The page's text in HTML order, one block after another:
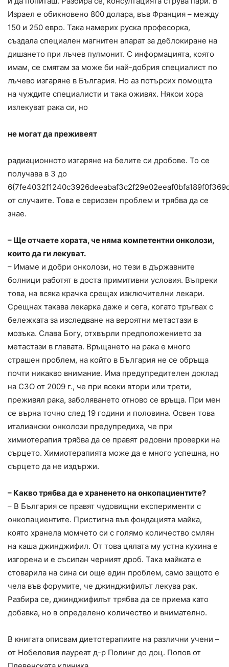
Израел е обикновено 800 долара, във Франция – между
150 и 250 евро. Така намерих руска професорка,
създала специален магнитен апарат за деблокиране на
дишането при лъчев пулмонит. С информацията, която
имам, се смятам за може би най-добрия специалист по
лъчево изгаряне в България. Но аз потърсих помощта
на чуждите специалисти и така оживях. Някои хора
излекуват рака си, но
не могат да преживеят
радиационното изгаряне на белите си дробове. То се
получава в 3 до
от случаите. Това е сериозен проблем и трябва да се
знае.
– Ще отчаете хората, че няма компетентни онколози,
които да ги лекуват.
– Имаме и добри онколози, но тези в държавните
болници работят в доста примитивни условия. Въпреки
това, на всяка крачка срещах изключителни лекари.
Срещнах такава лекарка даже и сега, когато тръгвах с
бележката за изследване на вероятни метастази в
мозъка. Слава Богу, отхвърли предположението за
метастази в главата. Връщането на рака е много
страшен проблем, на който в България не се обръща
почти никакво внимание. Има предупредителен доклад
на СЗО от 2009 г., че при всеки втори или трети,
преживял рака, заболяването отново се връща. При мен
се върна точно след 19 години и половина. Освен това
италиански онколози предупредиха, че при
химиотерапия трябва да се правят редовни проверки на
сърцето. Химиотерапията може да е много успешна, но
сърцето да не издържи.
– Какво трябва да е храненето на онкопациентите?
– В България се правят чудовищни експерименти с
онкопациентите. Пристигна във фондацията майка,
която хранела момчето си с голямо количество смлян
на каша джинджифил. От това цялата му устна кухина е
изгорена и е съсипан черният дроб. Така майката е
стоварила на сина си още един проблем, само защото е
чела във форумите, че джинджифилът лекува рак.
Разбира се, джинджифилът трябва да се приема като
добавка, но в определено количество и внимателно.
В книгата описвам диетотерапиите на различни учени –
от Нобеловия лауреат д-р Полинг до доц. Попов от